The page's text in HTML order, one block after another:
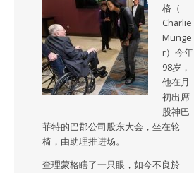
格（
Charlie
Munge
r）今年
98岁，
他在月
初出席
股神巴
菲特的巴郡公司股东大会，坐在轮
椅，由助理推进场。
查理蒙格瞎了一只眼，如今不良於